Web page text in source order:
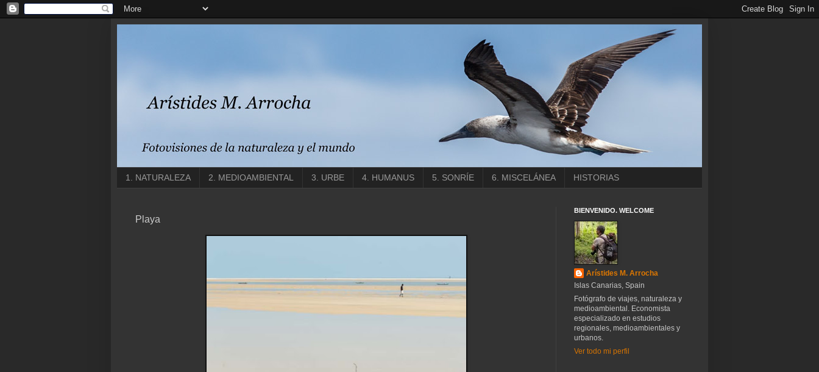
1. NATURALEZA 2. MEDIOAMBIENTAL 3. URBE 4. HUMANUS 5. SONRÍE 6. MISCELÁNEA HISTORIAS
Playa
BIENVENIDO. WELCOME
Arístides M. Arrocha
Islas Canarias, Spain
Fotógrafo de viajes, naturaleza y
medioambiental. Economista
especializado en estudios
regionales, medioambientales y
urbanos.
Ver todo mi perfil